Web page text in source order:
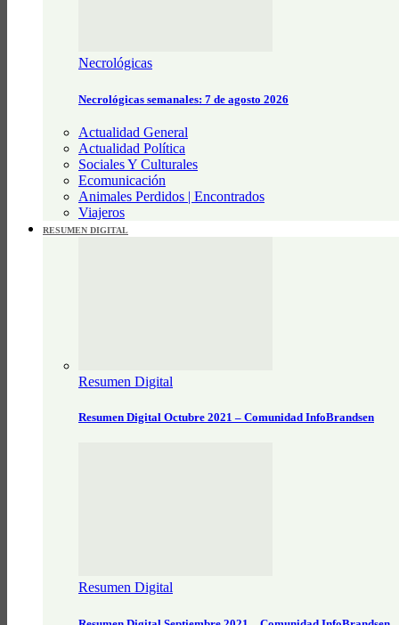
Necrológicas
Necrológicas semanales: 7 de agosto 2026
Actualidad General
Actualidad Política
Sociales Y Culturales
Ecomunicación
Animales Perdidos | Encontrados
Viajeros
RESUMEN DIGITAL
Resumen Digital
Resumen Digital Octubre 2021 – Comunidad InfoBrandsen
Resumen Digital